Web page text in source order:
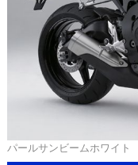
パールサンビームホワイト